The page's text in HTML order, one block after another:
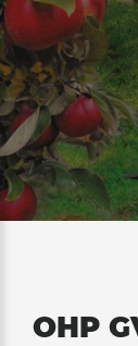
OHP